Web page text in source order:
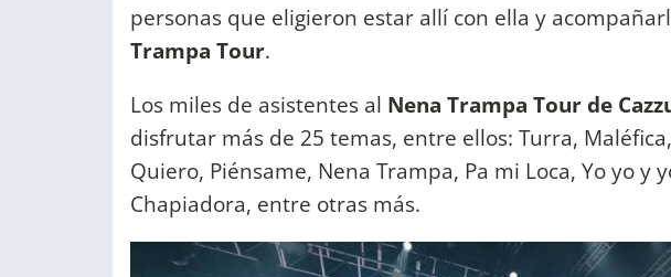
personas que eligieron estar allí con ella y
Trampa Tour.
Los miles de asistentes al Nena Trampa Tour de
disfrutar más de 25 temas, entre ellos: Turra,
Quiero, Piénsame, Nena Trampa, Pa mi Loca, Yo yo y
Chapiadora, entre otras más.